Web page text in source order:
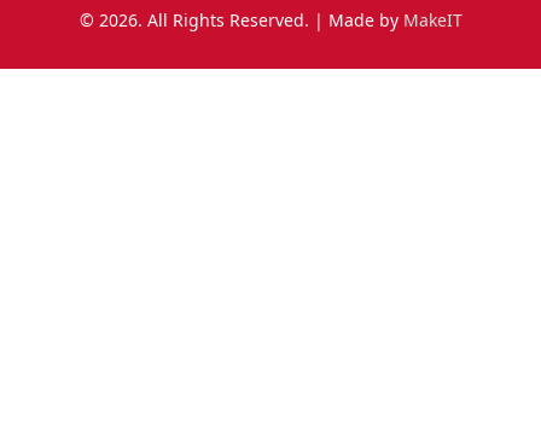
© 2026. All Rights Reserved. | Made by MakeIT